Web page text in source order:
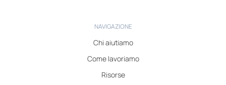
NAVIGAZIONE
Chi aiutiamo
Come lavoriamo
Risorse